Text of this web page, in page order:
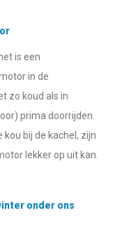
is een
in de
zo koud als in
prima doorrijden.
bij de kachel, zijn
lekker op uit kan.
onder ons